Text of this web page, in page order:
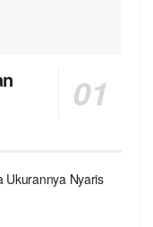
Ukurannya Nyaris